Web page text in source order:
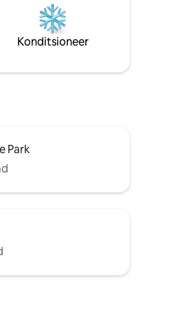
inimesele ja iga
kaasa lisatasu öö kohta,
olema
külaliste arv.
Konditsioneer
Park